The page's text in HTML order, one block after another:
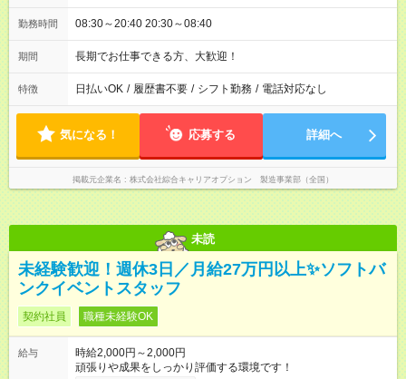
勤務時間 08:30～20:40 20:30～08:40
期間 長期でお仕事できる方、大歓迎！
特徴 日払いOK / 履歴書不要 / シフト勤務 / 電話対応なし
気になる！ 応募する 詳細へ
掲載元企業名 株式会社綜合キャリアオプション 製造事業部（全国）
未読
未経験歓迎！週休3日／月給27万円以上✨ソフトバ
ンクイベントスタッフ
契約社員 職種未経験OK
給与
時給2,000円～2,000円
頑張りや成果をしっかり評価する環境です！